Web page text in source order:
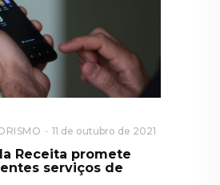
11 de outubro de 2021
Receita promete
serviços de